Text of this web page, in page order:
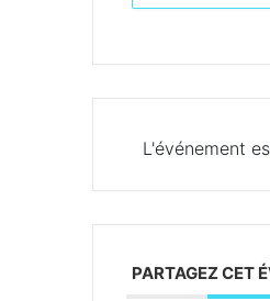
L'événement
PARTAGEZ CET